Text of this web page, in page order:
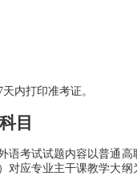
内打印准考证。
目
考试试题内容以普通高
对应专业主干课教学大